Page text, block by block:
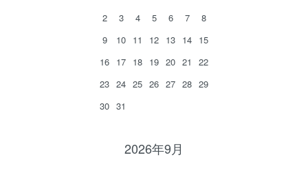
2
3 4 5 6 7
8
9
10 11 12 13 14 15
16 17 18 19 20 21
22
23 24 25 26 27 28 29
30 31
2026年9月